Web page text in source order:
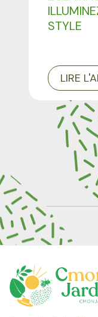
STYLE
LIRE